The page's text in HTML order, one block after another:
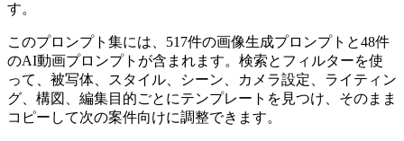
す。
このプロンプト集には、517件の画像生成プロンプトと48件
のAI動画プロンプトが含まれます。検索とフィルターを使
って、被写体、スタイル、シーン、カメラ設定、ライティン
グ、構図、編集目的ごとにテンプレートを見つけ、そのまま
コピーして次の案件向けに調整できます。